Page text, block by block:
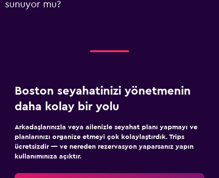
sunuyor mu?
Boston seyahatinizi yönetmenin
daha kolay bir yolu
Arkadaşlarınızla veya ailenizle seyahat planı yapmayı ve
planlarınızı organize etmeyi çok kolaylaştırdık. Trips
ücretsizdir — ve nereden rezervasyon yaparsanız yapın
kullanımınıza açıktır.